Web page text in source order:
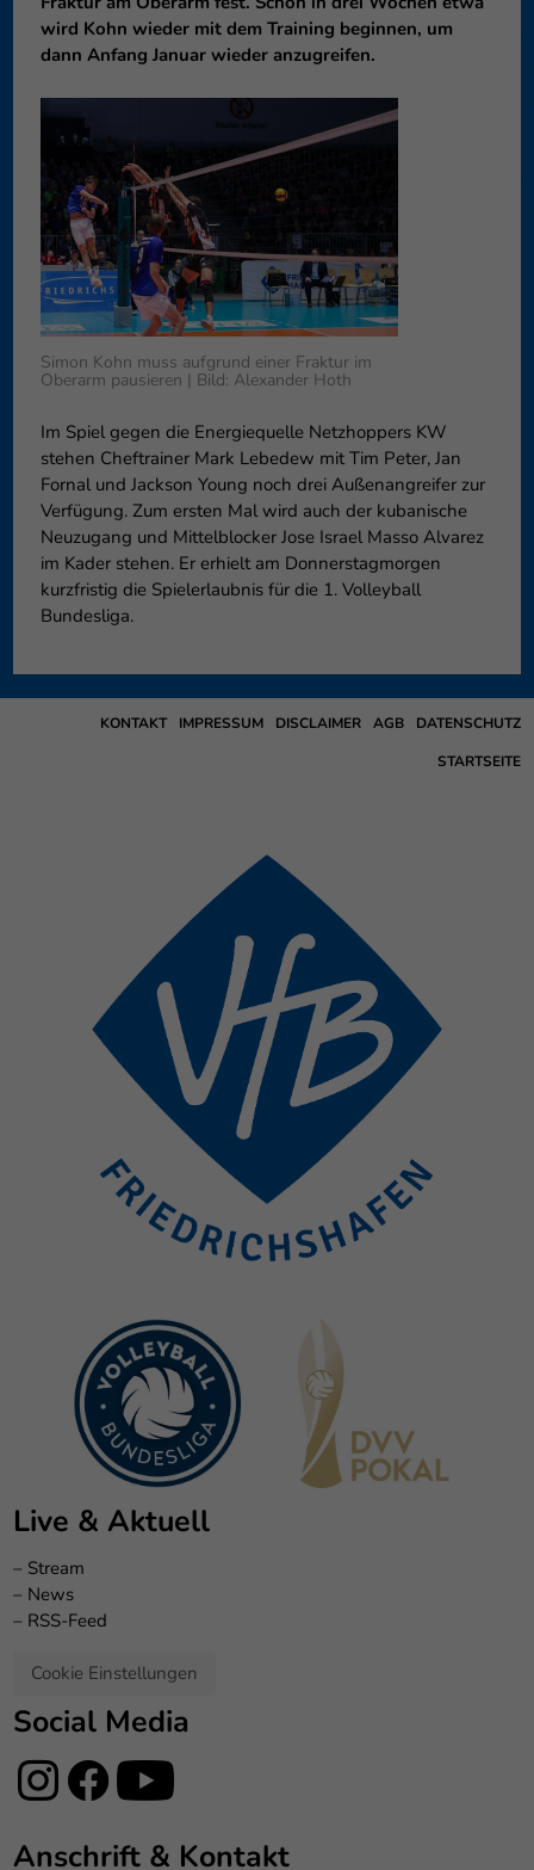
wird Kohn wieder mit dem Training beginnen, um
dann Anfang Januar wieder anzugreifen.
Simon Kohn muss aufgrund einer Fraktur im
Oberarm pausieren | Bild: Alexander Hoth
Im Spiel gegen die Energiequelle Netzhoppers KW
stehen Cheftrainer Mark Lebedew mit Tim Peter, Jan
Fornal und Jackson Young noch drei Außenangreifer zur
Verfügung. Zum ersten Mal wird auch der kubanische
Neuzugang und Mittelblocker Jose Israel Masso Alvarez
im Kader stehen. Er erhielt am Donnerstagmorgen
kurzfristig die Spielerlaubnis für die 1. Volleyball
Bundesliga.
DATENSCHUTZ
AGB
DISCLAIMER
IMPRESSUM
KONTAKT
STARTSEITE
Live & Aktuell
– Stream
– News
– RSS-Feed
Cookie Einstellungen
Social Media
Anschrift & Kontakt
Wenn Sie unter 16 Jahre alt sind und Ihre Zustimmung zu
freiwilligen Diensten geben möchten, müssen Sie Ihre
Erziehungsberechtigten um Erlaubnis bitten.
Website. Einige von ihnen sind essenziell, während andere uns
helfen, diese Website und Ihre Erfahrung zu verbessern.
Personenbezogene Daten können verarbeitet werden (z. B. IP-
Adressen), z. B. für personalisierte Anzeigen und Inhalte oder
Anzeigen- und Inhaltsmessung.
Weitere Informationen über die
Verwendung Ihrer Daten finden Sie in unserer
Datenschutzerklärung
Hier finden Sie eine Übersicht über alle verwendeten Cookies. Sie
können Ihre Einwilligung zu ganzen Kategorien geben oder sich
weitere Informationen anzeigen lassen und so nur bestimmte
Cookies auswählen.
Speichern Nur essenzielle Cookies akzeptieren
Zurück
Datenschutzeinstellungen
Essenziell (1)
Essenzielle Cookies ermöglichen grundlegende Funktionen und sind für
die einwandfreie Funktion der Website erforderlich.
Cookie-Informationen anzeigen
Externe Medien (6)
Einwilligung mehr.